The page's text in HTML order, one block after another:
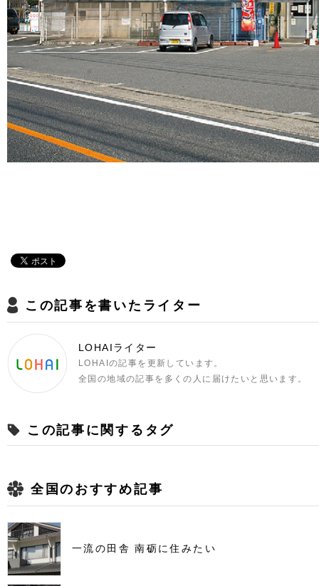
この記事を書いたライター
LOHAIライター
LOHAIの記事を更新しています。
全国の地域の記事を多くの人に届けたいと思います。
この記事に関するタグ
全国のおすすめ記事
一流の田舎 南砺に住みたい